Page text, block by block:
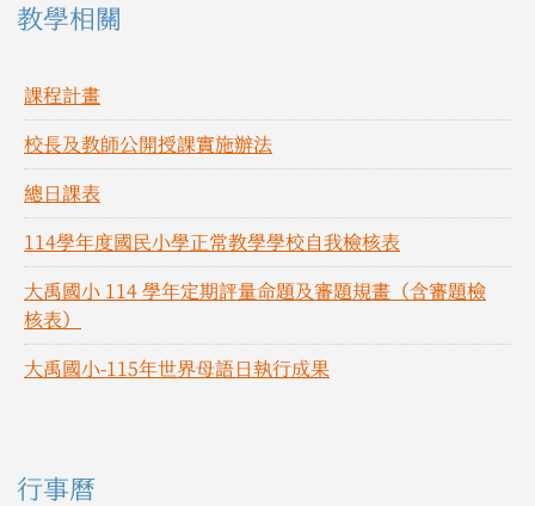
教學相關
課程計畫
校長及教師公開授課實施辦法
總日課表
114學年度國民小學正常教學學校自我檢核表
大禹國小 114 學年定期評量命題及審題規畫（含審題檢
核表）
大禹國小-115年世界母語日執行成果
右邊區域內容
行事曆